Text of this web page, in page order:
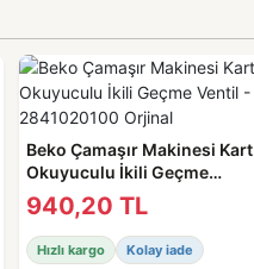
Beko Çamaşır Makinesi Kart
Okuyuculu İkili Geçme
Ventil - 2841020100 Orjinal
940,20 TL
Hızlı kargo Kolay iade